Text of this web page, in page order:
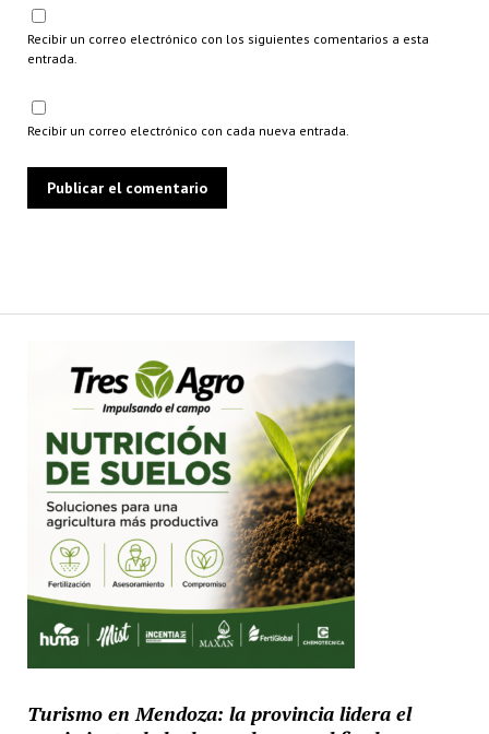
Recibir un correo electrónico con los siguientes comentarios a esta
entrada.
Recibir un correo electrónico con cada nueva entrada.
Turismo en Mendoza: la provincia lidera el